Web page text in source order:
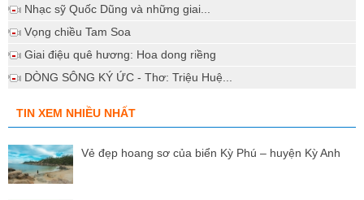
Nhạc sỹ Quốc Dũng và những giai...
Vọng chiều Tam Soa
Giai điệu quê hương: Hoa dong riềng
DÒNG SÔNG KÝ ỨC - Thơ: Triệu Huệ...
TIN XEM NHIỀU NHẤT
Vẻ đẹp hoang sơ của biển Kỳ Phú – huyện Kỳ Anh